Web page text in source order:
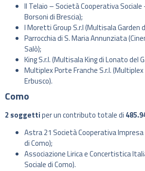
Il Telaio – Società Cooperativa
Borsoni di Brescia);
I Moretti Group S.r.l (Multisala Garden
Parrocchia di S. Maria Annunziata
Salò);
King S.r.l. (Multisala King di Lonato del
Multiplex Porte Franche S.r.l.
Erbusco).
Como
2 soggettiper un contributo totale di
Astra 21 Società Cooperativa
di Como);
Associazione Lirica e Concertistica
Sociale di Como).